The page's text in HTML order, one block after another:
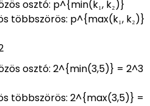
osztó: p^{min(k₁, k₂)}
többszörös: p^{max(k₁, k₂)}
osztó: 2^{min(3,5)} = 2^3
többszörös: 2^{max(3,5)} =